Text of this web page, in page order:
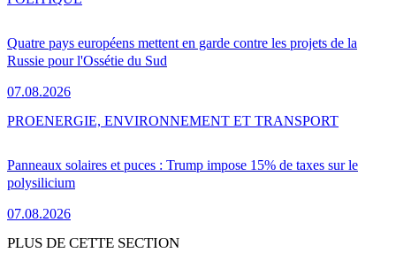
Quatre pays européens mettent en garde contre les projets de la
Russie pour l'Ossétie du Sud
07.08.2026
Panneaux solaires et puces : Trump impose 15% de taxes sur le
polysilicium
07.08.2026
PROENERGIE, ENVIRONNEMENT ET TRANSPORT
PLUS DE CETTE SECTION